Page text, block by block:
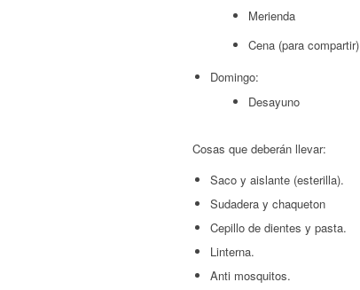
Merienda
Cena (para compartir)
Domingo:
Desayuno
Cosas que deberán llevar:
Saco y aislante (esterilla).
Sudadera y chaqueton
Cepillo de dientes y pasta.
Linterna.
Anti mosquitos.